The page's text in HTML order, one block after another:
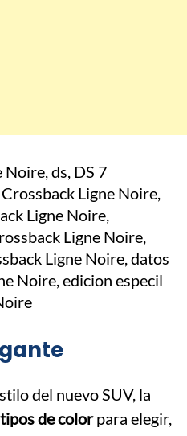
del nuevo SUV, la
de colorpara elegir,